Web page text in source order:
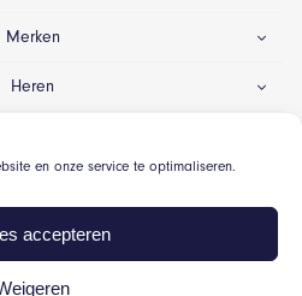
en onze service te optimaliseren.
accepteren
Merken
Heren